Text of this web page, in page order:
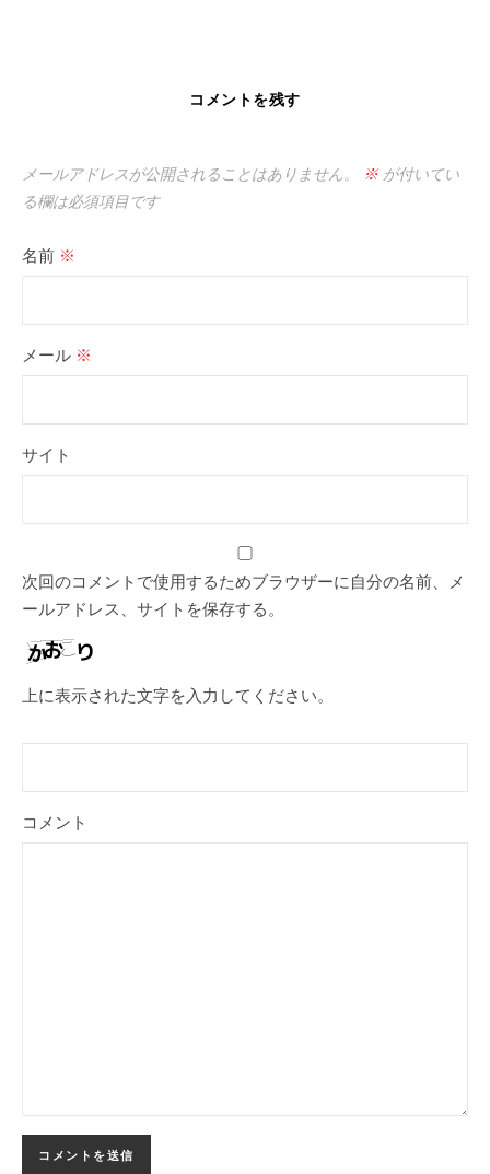
コメントを残す
メールアドレスが公開されることはありません。 ※が付いてい
る欄は必須項目です
名前 ※
メール ※
サイト
次回のコメントで使用するためブラウザーに自分の名前、メ
ールアドレス、サイトを保存する。
上に表示された文字を入力してください。
コメント